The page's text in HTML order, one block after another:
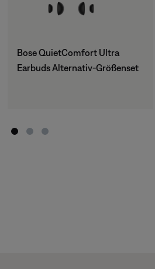
Bose QuietComfort Ultra
Earbuds Alternativ-Größenset